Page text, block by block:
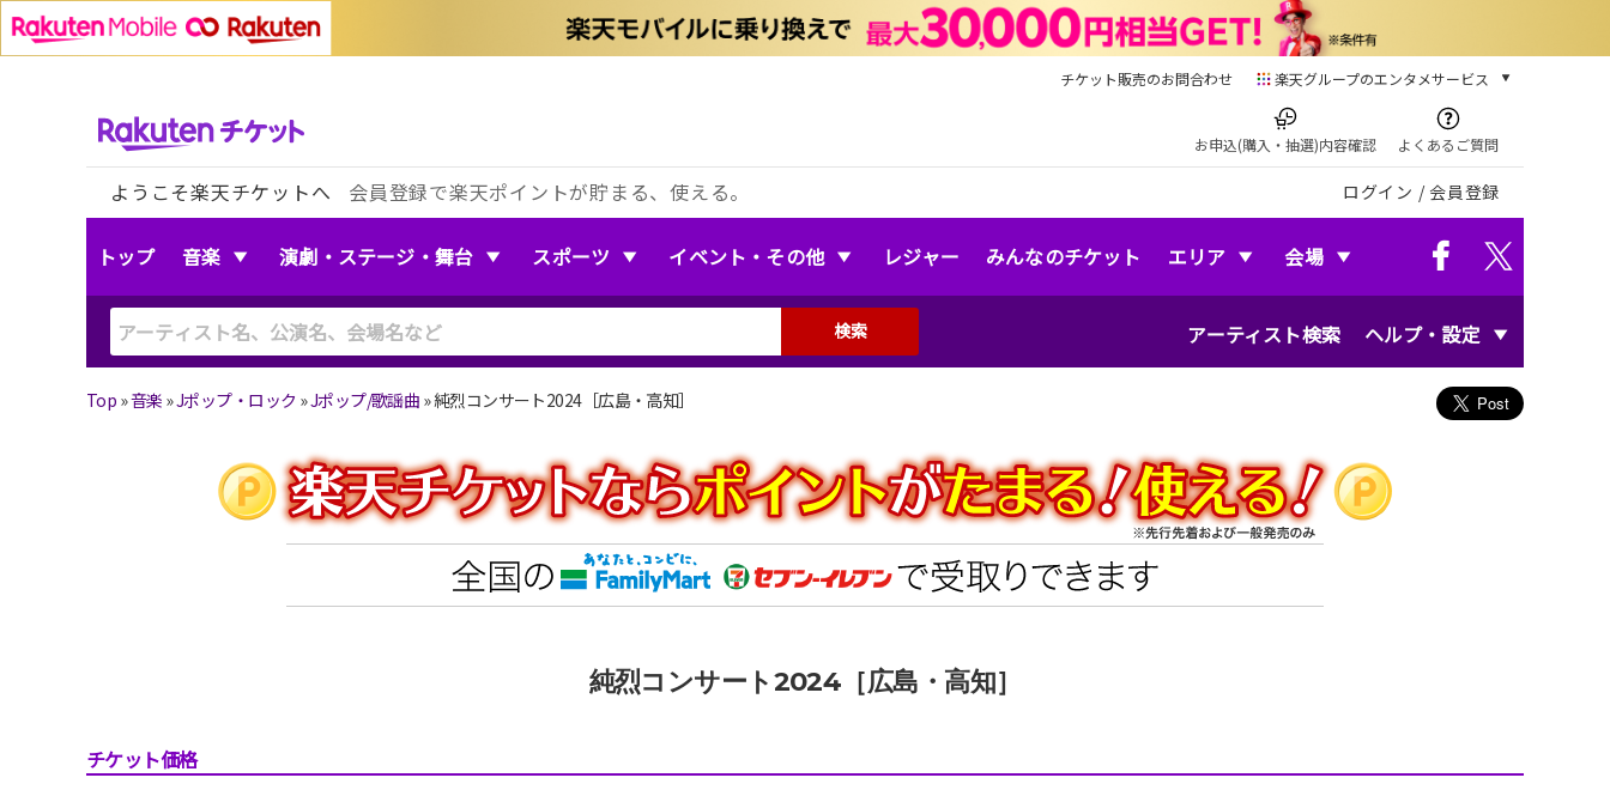
チケット販売のお問合わせ 楽天グループのエンタメサービス
本/ゲーム/CD/DVD
楽天ブックス
電子書籍
楽天Kobo
音楽配信
Rakuten PLAY
無料テレビ
お申込(購入・抽選)内容確認 よくあるご質問
ようこそ楽天チケットへ 会員登録で楽天ポイントが貯まる、使える。 ログイン / 会員登録
トップ 音楽 演劇・ステージ・舞台 スポーツ イベント・その他 レジャー みんなのチケット エリア 会場
アーティスト検索 ヘルプ・設定
検索
Top »音楽 »Jポップ・ロック »Jポップ/歌謡曲 »純烈コンサート2024［広島・高知］
純烈コンサート2024［広島・高知］
チケット価格